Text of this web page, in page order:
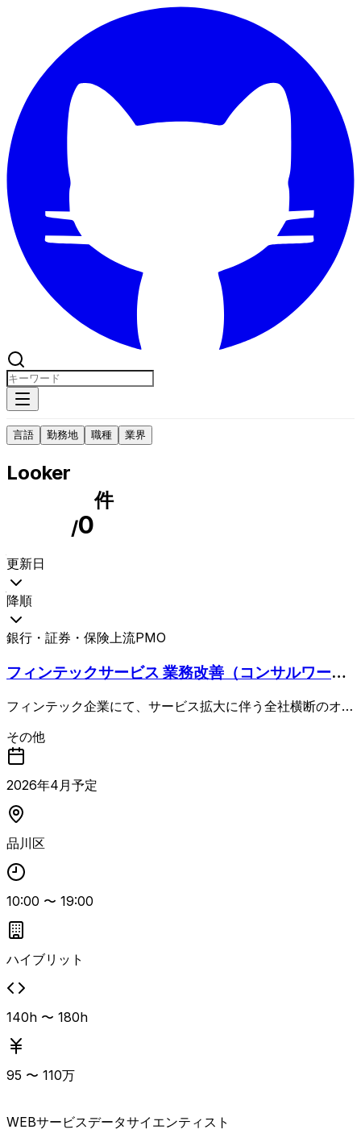
言語 勤務地 職種 業界
Looker
/0
件
更新日
降順
銀行・証券・保険上流PMO
フィンテックサービス 業務改善（コンサルワー
フィンテック企業にて、サービス拡大に伴う全社横断のオペ
でなく、新規業務フロー構築、AI・SaaSツール導入企画、
関係部門との調整や開発案件の推進まで一気通貫でご担当い
ただきます。 具体的には、オペレーション全体の最適化・
自動化に向けた改善案の策定および推進、SaaS／AIツール
などデジタルソリューションの導入企画、新機能・新サービ
の連携、組織横断の開発案件における要件定義整理・進行管
理・ステークホルダー調整などを担っていただきます。 金
融機関でのオペレーション企画・改善プロジェクトをリード
した経験を活かし、データやファクトに基づく課題特定とプ
ロセス／プロダクト改善を推進できる方に適したポジション
です。
その他
2026年4月予定
品川区
10:00 〜 19:00
ハイブリット
140h 〜 180h
95 〜 110万
WEBサービスデータサイエンティスト